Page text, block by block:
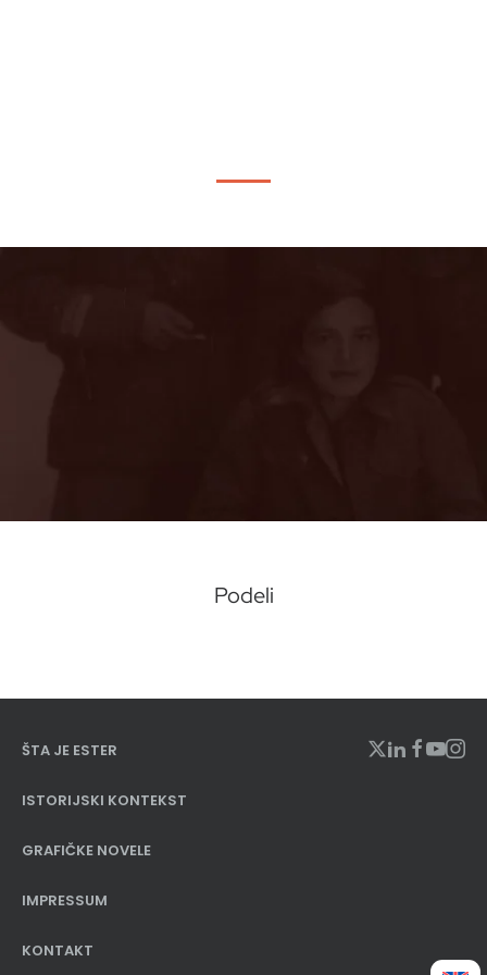
Podeli
ŠTA JE ESTER
ISTORIJSKI KONTEKST
GRAFIČKE NOVELE
IMPRESSUM
KONTAKT